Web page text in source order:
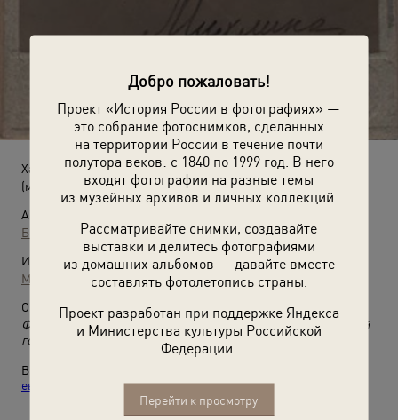
Добро пожаловать!
Проект «История России в фотографиях» —
это собрание фотоснимков, сделанных
на территории России в течение почти
полутора веков: с 1840 по 1999 год. В него
входят фотографии на разные темы
из музейных архивов и личных коллекций.
Рассматривайте снимки, создавайте
выставки и делитесь фотографиями
из домашних альбомов — давайте вместе
составлять фотолетопись страны.
Проект разработан при поддержке Яндекса
и Министерства культуры Российской
Федерации.
Перейти к просмотру
Хая Янкелевна Михлина
(май - июнь 1912)
Автор:
Б. Когон
Источники:
Музей истории евреев в России
О фотографии:
Фото прикреплено к аттестату об окончании Александровской
городской женской гимназии.
Выставка
еврейское образование в историях и лицах»с этим снимком.